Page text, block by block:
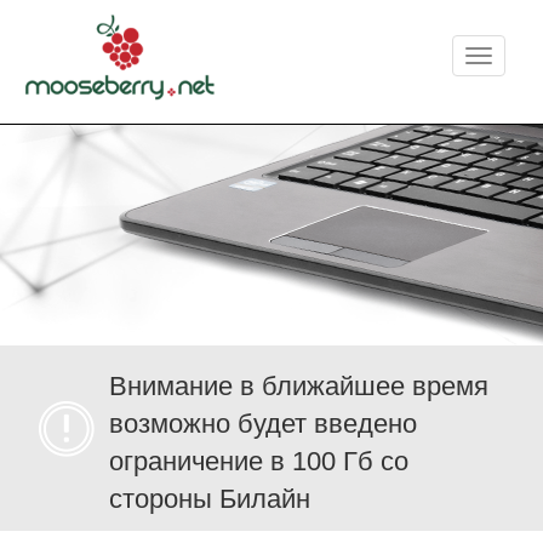
Меню
Внимание в ближайшее время
возможно будет введено
ограничение в 100 Гб со
стороны Билайн